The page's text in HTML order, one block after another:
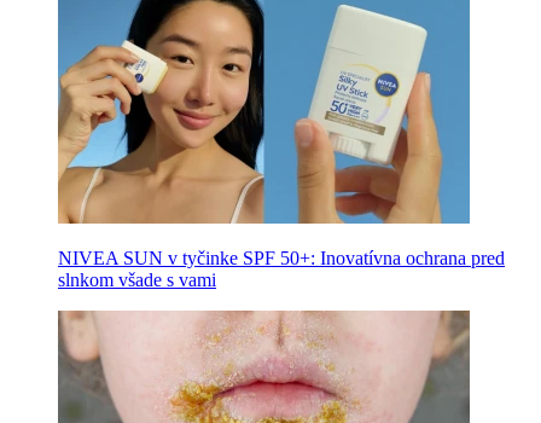
NIVEA SUN v tyčinke SPF 50+: Inovatívna ochrana pred
slnkom všade s vami